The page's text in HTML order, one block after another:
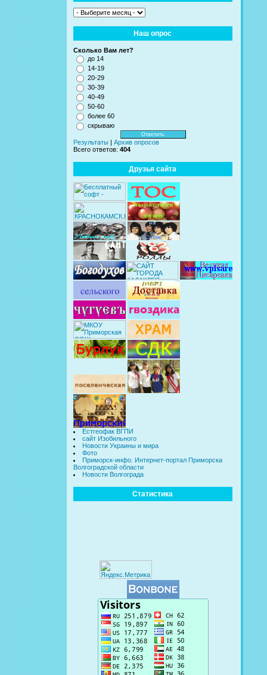
Наш опрос
Сколько Вам лет?
до 14
14-19
20-29
30-39
40-49
50-60
более 60
скрываю
Результаты
Архив опросов
Всего ответов: 404
Друзья сайта
Естгеофак ВГПИ
сайт Изобильного
Новости Украины и мира
Фото
Приморск-инфо. Интернет-портал Приморска
Волгоградской области
Новости Волгограда
Статистика